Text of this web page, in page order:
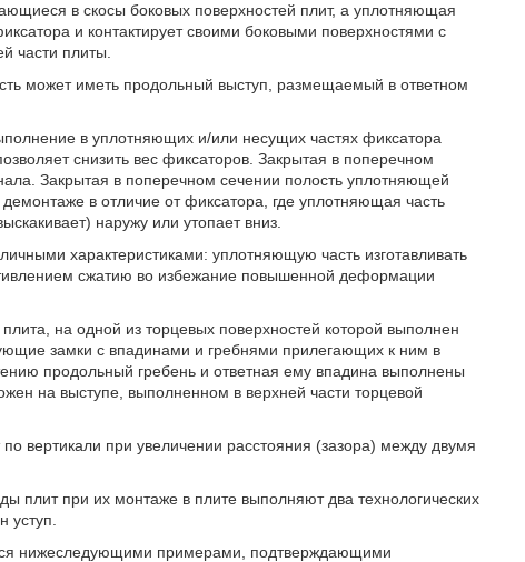
в скосы боковых поверхностей плит, а уплотняющая
и контактирует своими боковыми поверхностями с
части плиты.
может иметь продольный выступ, размещаемый в ответном
в уплотняющих и/или несущих частях фиксатора
снизить вес фиксаторов. Закрытая в поперечном
Закрытая в поперечном сечении полость уплотняющей
в отличие от фиксатора, где уплотняющая часть
наружу или утопает вниз.
характеристиками: уплотняющую часть изготавливать
сжатию во избежание повышенной деформации
на одной из торцевых поверхностей которой выполнен
замки с впадинами и гребнями прилегающих к ним в
продольный гребень и ответная ему впадина выполнены
на выступе, выполненном в верхней части торцевой
вертикали при увеличении расстояния (зазора) между двумя
плит при их монтаже в плите выполняют два технологических
уступ.
нижеследующими примерами, подтверждающими